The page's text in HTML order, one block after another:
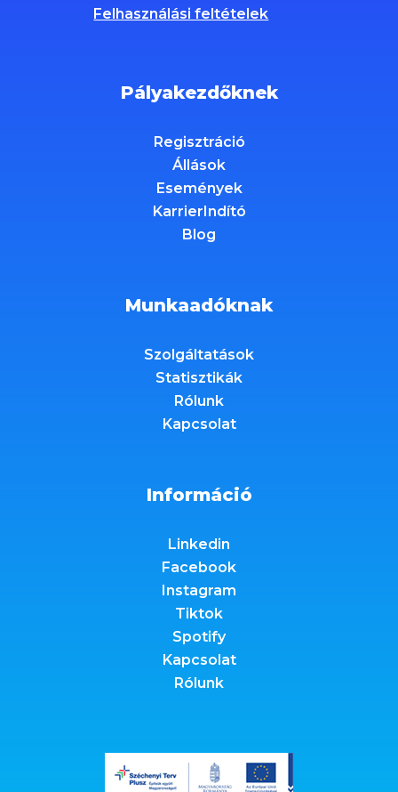
Felhasználási feltételek
Pályakezdőknek
Regisztráció
Állások
Események
KarrierIndító
Blog
Munkaadóknak
Szolgáltatások
Statisztikák
Rólunk
Kapcsolat
Információ
Linkedin
Facebook
Instagram
Tiktok
Spotify
Kapcsolat
Rólunk